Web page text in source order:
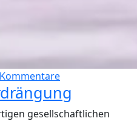
gesellschaftlichen